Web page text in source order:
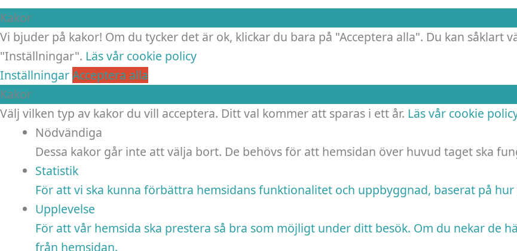
Kakor
Vi bjuder på kakor! Om du tycker det är ok, klickar du bara på "Acceptera alla". Du kan såklart
"Inställningar". Läs vår cookie policy
InställningarAcceptera alla
Kakor
Välj vilken typ av kakor du vill acceptera. Ditt val kommer att sparas i ett år. Läs vår cookie
Nödvändiga
Dessa kakor går inte att välja bort. De behövs för att hemsidan över huvud taget ska
Statistik
För att vi ska kunna förbättra hemsidans funktionalitet och uppbyggnad, baserat på hur
Upplevelse
För att vår hemsida ska prestera så bra som möjligt under ditt besök. Om du nekar de
från hemsidan.